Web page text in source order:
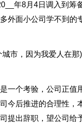
年8月4日调入到筹
外面小公司学不到的
市，因为我爱人在
一个考验，公司正值
今后推进的合理性，
提出辞职，望公司给